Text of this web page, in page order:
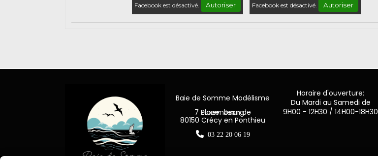
Facebook est désactivé. Autoriser Facebook est désactivé. Autoriser
Baie de Somme Modélisme
7 Place Jean de Luxembourg
80150 Crécy en Ponthieu
 03 22 20 06 19
Horaire d'ouverture:
Du Mardi au Samedi de
9H00 - 12H30 / 14H00-18H30